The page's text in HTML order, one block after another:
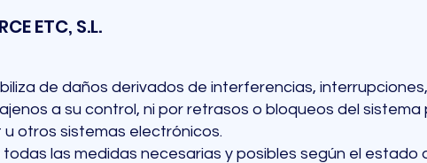
ETC, S.L.
de daños derivados de interferencias,
a su control, ni por retrasos o bloqueos del
otros sistemas electrónicos.
las medidas necesarias y posibles según el estado